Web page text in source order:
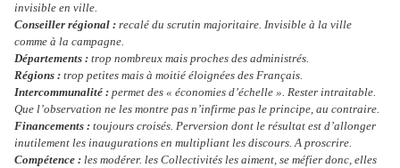
invisible en ville.
Conseiller régional : recalé du scrutin majoritaire. Invisible à la ville
comme à la campagne.
Départements : trop nombreux mais proches des administrés.
Régions : trop petites mais à moitié éloignées des Français.
Intercommunalité : permet des « économies d’échelle ». Rester intraitable.
Que l’observation ne les montre pas n’infirme pas le principe, au contraire.
Financements : toujours croisés. Perversion dont le résultat est d’allonger
inutilement les inaugurations en multipliant les discours. A proscrire.
Compétence : les modérer. les Collectivités les aiment, se méfier donc, elles